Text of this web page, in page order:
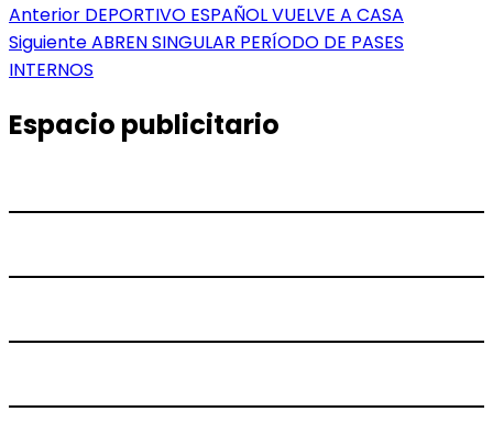
Navegación
de
Anterior Entrada
anterior:
DEPORTIVO ESPAÑOL VUELVE A CASA
SiguienteEntrada
siguiente:
ABREN SINGULAR PERÍODO DE PASES
INTERNOS
Espacio publicitario